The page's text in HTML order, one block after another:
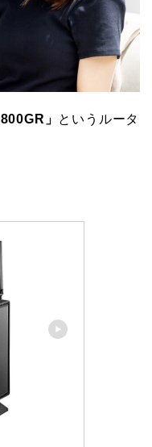
」 というルータ